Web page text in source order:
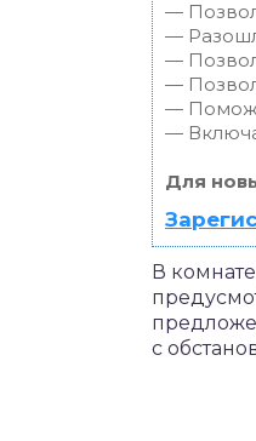
—
—
—
—
—
—
Для
В
с